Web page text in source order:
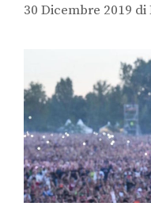
30 Dicembre 2019 di